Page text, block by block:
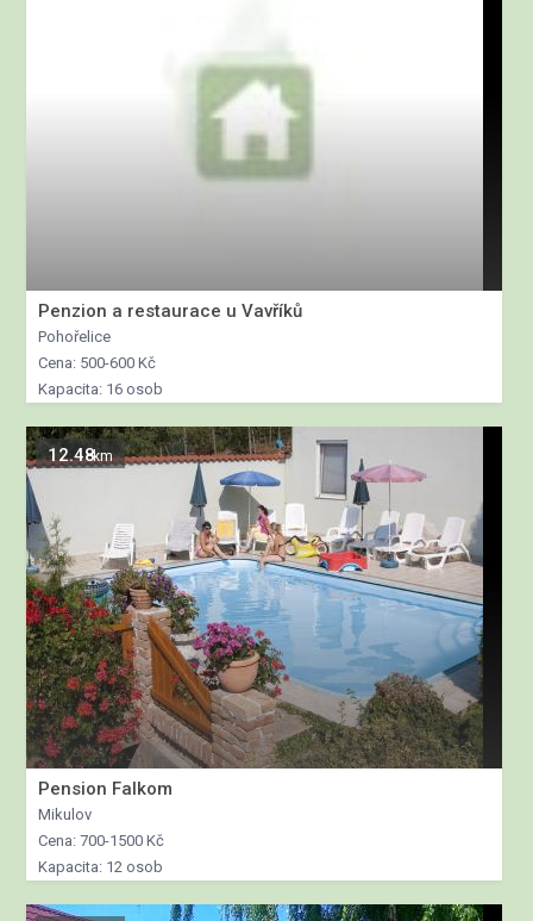
Penzion a restaurace u Vavříků
Pohořelice
Cena: 500-600 Kč
Kapacita: 16 osob
12.48km
Pension Falkom
Mikulov
Cena: 700-1500 Kč
Kapacita: 12 osob